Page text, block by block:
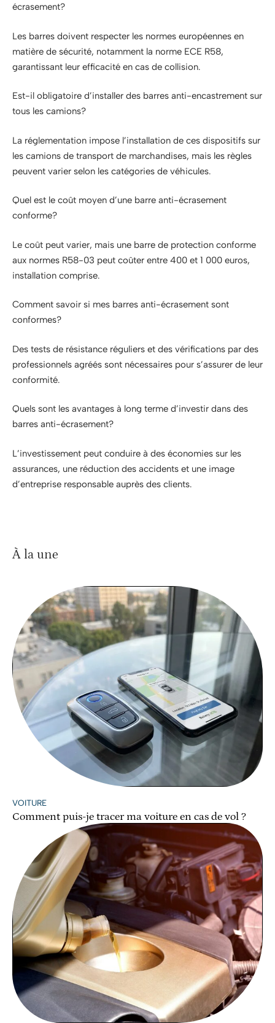
écrasement?
Les barres doivent respecter les normes européennes en
matière de sécurité, notamment la norme ECE R58,
garantissant leur efficacité en cas de collision.
Est-il obligatoire d’installer des barres anti-encastrement sur
tous les camions?
La réglementation impose l’installation de ces dispositifs sur
les camions de transport de marchandises, mais les règles
peuvent varier selon les catégories de véhicules.
Quel est le coût moyen d’une barre anti-écrasement
conforme?
Le coût peut varier, mais une barre de protection conforme
aux normes R58-03 peut coûter entre 400 et 1 000 euros,
installation comprise.
Comment savoir si mes barres anti-écrasement sont
conformes?
Des tests de résistance réguliers et des vérifications par des
professionnels agréés sont nécessaires pour s’assurer de leur
conformité.
Quels sont les avantages à long terme d’investir dans des
barres anti-écrasement?
L’investissement peut conduire à des économies sur les
assurances, une réduction des accidents et une image
d’entreprise responsable auprès des clients.
À la une
VOITURE
Comment puis-je tracer ma voiture en cas de vol ?